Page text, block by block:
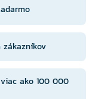
ako 100 000